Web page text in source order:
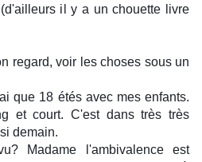
il y a un chouette livre
regard, voir les choses sous un
que 18 étés avec mes enfants.
et court. C'est dans très très
demain.
Madame l'ambivalence est